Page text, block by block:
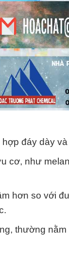
đáy dày
cơ, như
hơn so với
thường